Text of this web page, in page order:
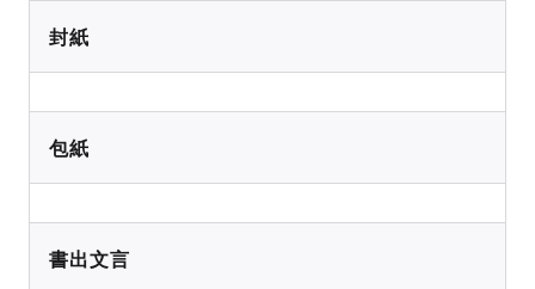
封紙
包紙
書出文言